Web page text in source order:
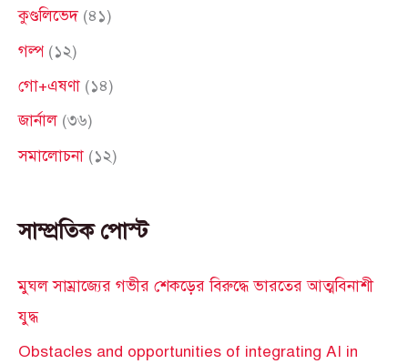
o
:
কুণ্ডলিভেদ(৪১)
গল্প(১২)
গো+এষণা (১৪)
জার্নাল (৩৬)
সমালোচনা (১২)
সাম্প্রতিক পোস্ট
মুঘল সাম্রাজ্যের গভীর শেকড়ের বিরুদ্ধে ভারতের আত্মবিনাশী
যুদ্ধ
Obstacles and opportunities of integrating AI in